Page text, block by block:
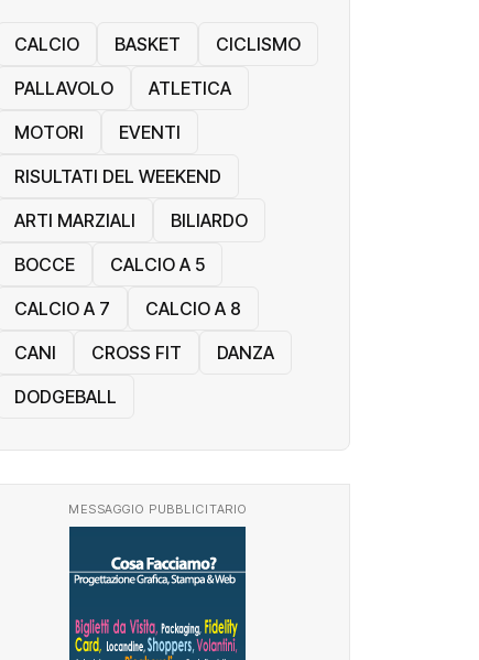
CALCIO BASKET
CICLISMO
PALLAVOLO
ATLETICA
MOTORI
EVENTI
RISULTATI DEL WEEKEND
ARTI MARZIALI
BILIARDO
BOCCE
CALCIO A 5
CALCIO A 7
CALCIO A 8
CANI
CROSS FIT
DANZA
DODGEBALL
MESSAGGIO PUBBLICITARIO